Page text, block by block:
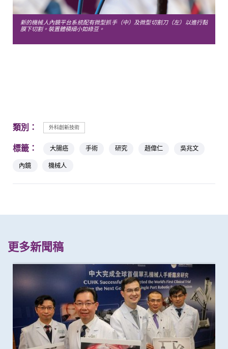
新的機械人內鏡平台系統配有微型抓手（中）及微型切割刀（左）以進行黏
膜下切割。裝置體積細小如綠豆。
類別： 外科創新技術
標籤： 大腸癌 手術 研究 趙偉仁
吳兆文
內鏡
機械人
更多新聞稿